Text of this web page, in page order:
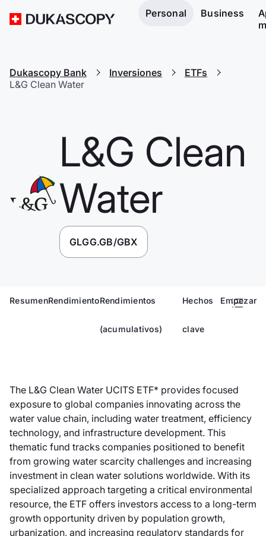
Personal Business
Dukascopy Bank Inversiones
ETFs
L&G Clean Water
L&G Clean
Water
GLGG.GB/GBX
ResumenRendimientoRendimientos
(acumulativos)
Hechos
clave
Empezar
The L&G Clean Water UCITS ETF* provides focused
exposure to global companies innovating across the
water value chain, including water treatment, efficiency
technology, and infrastructure development. This
thematic fund tracks companies positioned to benefit
from growing water scarcity challenges and increasing
investment in clean water solutions worldwide. With its
specialized approach targeting a critical environmental
resource, the ETF offers investors access to a long-term
growth opportunity driven by population growth,
urbanization, and increasing regulatory standards for